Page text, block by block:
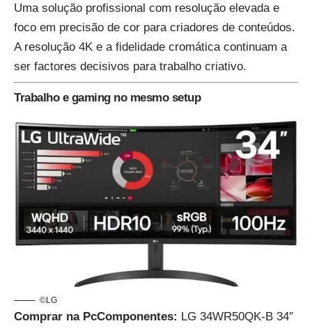
Uma solução profissional com resolução elevada e
foco em precisão de cor para criadores de conteúdos.
A resolução 4K e a fidelidade cromática continuam a
ser factores decisivos para trabalho criativo.
Trabalho e gaming no mesmo setup
©LG
Comprar na PcComponentes: LG 34WR50QK-B 34″